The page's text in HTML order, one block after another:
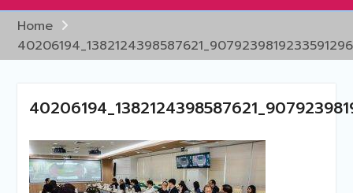
ศาสตร์แห่งประเทศไทย ครั้ง
การประชุมสามัญ สภา
ที่ 2/2567
Home